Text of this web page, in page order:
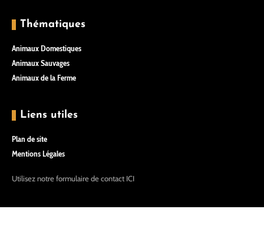
Thématiques
Animaux Domestiques
Animaux Sauvages
Animaux de la Ferme
Liens utiles
Plan de site
Mentions Légales
Utilisez notre formulaire de contact ICI